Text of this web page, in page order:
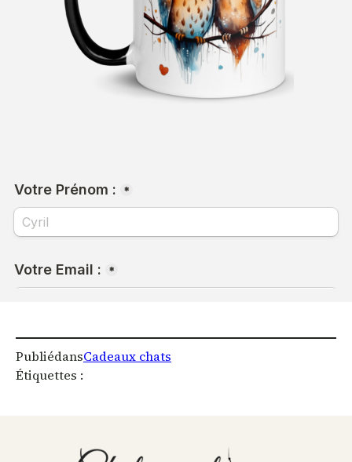
PubliédansCadeaux chats
Étiquettes :